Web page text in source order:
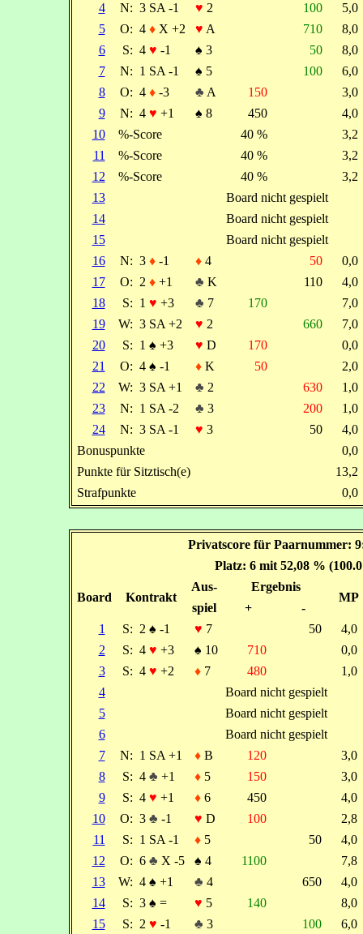
4
N: 3 SA -1 ♥ 2 100
5
O: 4 ♦X +2 ♥ A 710
6
S: 4 ♥ -1 ♠ 3 50
7
N: 1 SA -1 ♠ 5 100
8
O: 4 ♦-3 ♣ A 150
9
N: 4 ♥ +1 ♠ 8 450
10
%-Score 40 %
11
%-Score 40 %
12
%-Score 40 %
13
Board nicht gespielt
14
Board nicht gespielt
15
Board nicht gespielt
16
N: 3 ♦-1 ♦4 50
17
O: 2 ♦+1 ♣ K 110
18
S: 1 ♥ +3 ♣ 7 170
19
W: 3 SA +2 ♥ 2 660
20
S: 1 ♠ +3 ♥ D 170
21
O: 4 ♠ -1 ♦K 50
22
W: 3 SA +1 ♣ 2 630
23
N: 1 SA -2 ♣ 3 200
24
N: 3 SA -1 ♥ 3 50
Bonuspunkte
Punkte für Sitztisch(e)
Strafpunkte
Privatscore für Paarnummer:
Platz: 6 mit 52,08 %
Board Kontrakt
Aus- Ergebnis
MP
spiel +
-
1
S: 2 ♠ -1 ♥ 7 50
4,0
2
S: 4 ♥ +3 ♠ 10 710
0,0
3
S: 4 ♥ +2 ♦7 480
1,0
4
Board nicht gespielt
5
Board nicht gespielt
6
Board nicht gespielt
7
N: 1 SA +1 ♦B 120
3,0
8
S: 4 ♣ +1 ♦5 150
3,0
9
S: 4 ♥ +1 ♦6 450
4,0
10
O: 3 ♣ -1 ♥ D 100
2,8
11
S: 1 SA -1 ♦5 50
4,0
12
O: 6 ♣ X -5 ♠ 4 1100
7,8
13
W: 4 ♠ +1 ♣ 4 650
4,0
14
S: 3 ♠ = ♥ 5 140
8,0
15
S: 2 ♥ -1 ♣ 3 100
6,0